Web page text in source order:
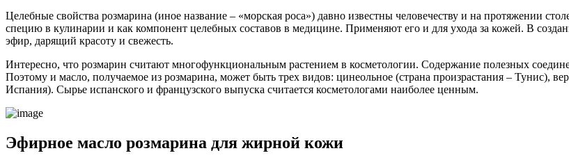
Целебные свойства розмарина (иное название – «морская роса») давно известны человечеству и на протяжении
специю в кулинарии и как компонент целебных составов в медицине. Применяют его и для ухода за кожей. В
эфир, дарящий красоту и свежесть.
Интересно, что розмарин считают многофункциональным растением в косметологии. Содержание полезных
Поэтому и масло, получаемое из розмарина, может быть трех видов: цинеольное (страна произрастания – Тунис),
Испания). Сырье испанского и французского выпуска считается косметологами наиболее ценным.
Эфирное масло розмарина для жирной кожи